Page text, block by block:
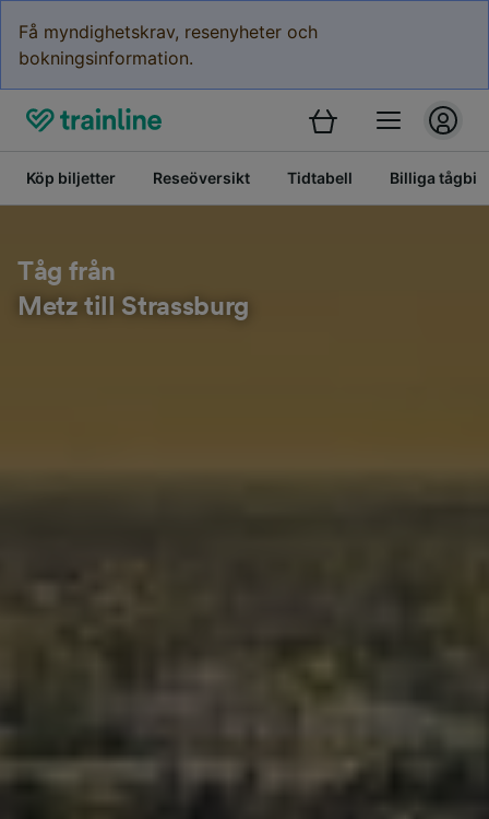
Få myndighetskrav, resenyheter och
bokningsinformation.
Köp biljetter Reseöversikt Tidtabell Billiga
Tåg från
Metz till Strassburg